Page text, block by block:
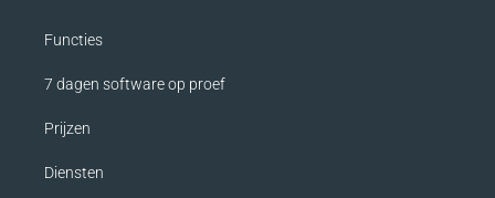
Functies
7 dagen software op proef
Prijzen
Diensten